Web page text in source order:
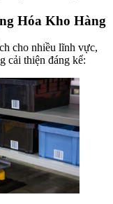
Hóa Kho Hàng
cho nhiều lĩnh vực,
cải thiện đáng kể: